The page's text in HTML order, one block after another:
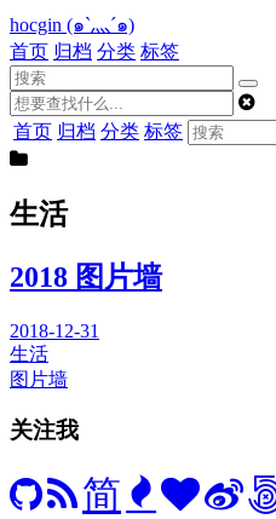
hocgin (๑`灬´๑)
首页 归档 分类 标签
首页 归档 分类 标签
生活
2018 图片墙
2018-12-31
生活
图片墙
关注我
简